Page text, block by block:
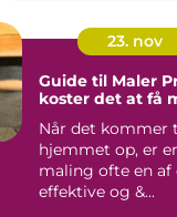
23. nov
Guide til Maler
koster det at få
Når det kommer
hjemmet op, er
maling ofte en af
effektive og &...